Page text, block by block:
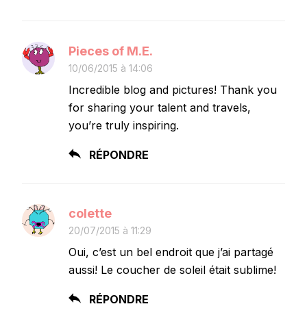
Pieces of M.E.
10/06/2015 à 14:06
Incredible blog and pictures! Thank you
for sharing your talent and travels,
you’re truly inspiring.
RÉPONDRE
colette
20/07/2015 à 11:29
Oui, c’est un bel endroit que j’ai partagé
aussi! Le coucher de soleil était sublime!
RÉPONDRE